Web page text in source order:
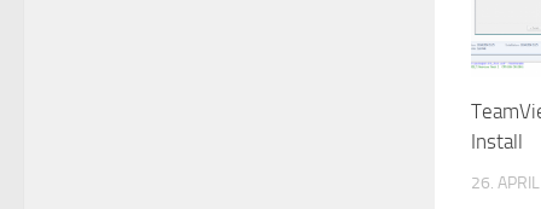
Install
26.